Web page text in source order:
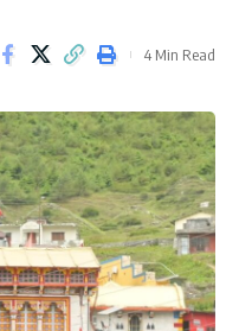
4 Min Read